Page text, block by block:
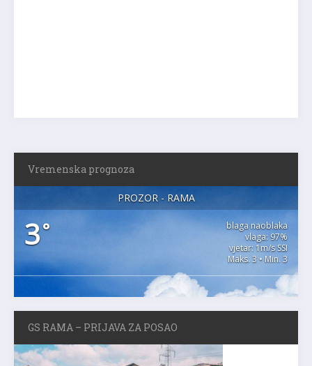
Vremenska prognoza
PROZOR - RAMA
3°
blaga naoblaka
vlaga: 97%
vjetar: 1m/s SSI
Maks. 3 • Min. 3
GS RAMA – PRIJAVA ZA POSAO